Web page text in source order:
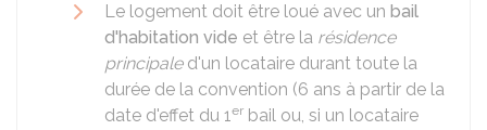
Le logement doit être loué avec un bail
d'habitation vide et être la résidence
principaled'un locataire durant toute la
durée de la convention (6 ans à partir de la
date d'effet du 1er bail ou, si un locataire